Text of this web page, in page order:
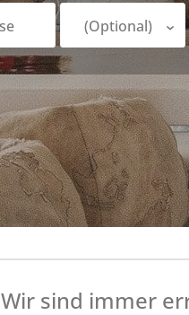
Wir sind immer